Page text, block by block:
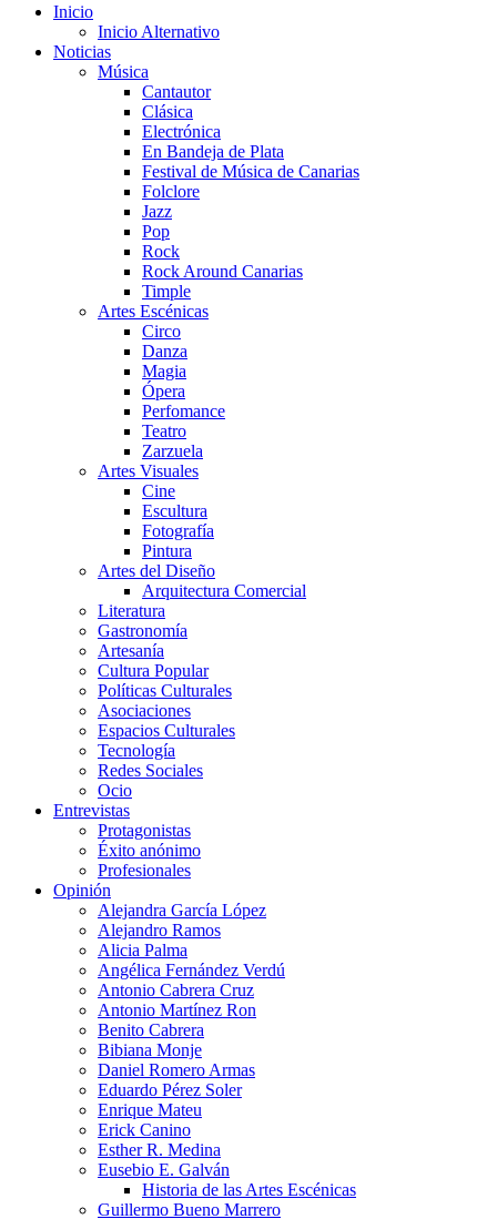
Inicio
Inicio Alternativo
Noticias
Música
Cantautor
Clásica
Electrónica
En Bandeja de Plata
Festival de Música de Canarias
Folclore
Jazz
Pop
Rock
Rock Around Canarias
Timple
Artes Escénicas
Circo
Danza
Magia
Ópera
Perfomance
Teatro
Zarzuela
Artes Visuales
Cine
Escultura
Fotografía
Pintura
Artes del Diseño
Arquitectura Comercial
Literatura
Gastronomía
Artesanía
Cultura Popular
Políticas Culturales
Asociaciones
Espacios Culturales
Tecnología
Redes Sociales
Ocio
Entrevistas
Protagonistas
Éxito anónimo
Profesionales
Opinión
Alejandra García López
Alejandro Ramos
Alicia Palma
Angélica Fernández Verdú
Antonio Cabrera Cruz
Antonio Martínez Ron
Benito Cabrera
Bibiana Monje
Daniel Romero Armas
Eduardo Pérez Soler
Enrique Mateu
Erick Canino
Esther R. Medina
Eusebio E. Galván
Historia de las Artes Escénicas
Guillermo Bueno Marrero